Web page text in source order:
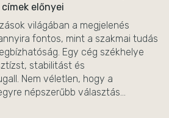
előnyei
világában a megjelenés
fontos, mint a szakmai tudás
Egy cég székhelye
stabilitást és
Nem véletlen, hogy a
népszerűbb választás...